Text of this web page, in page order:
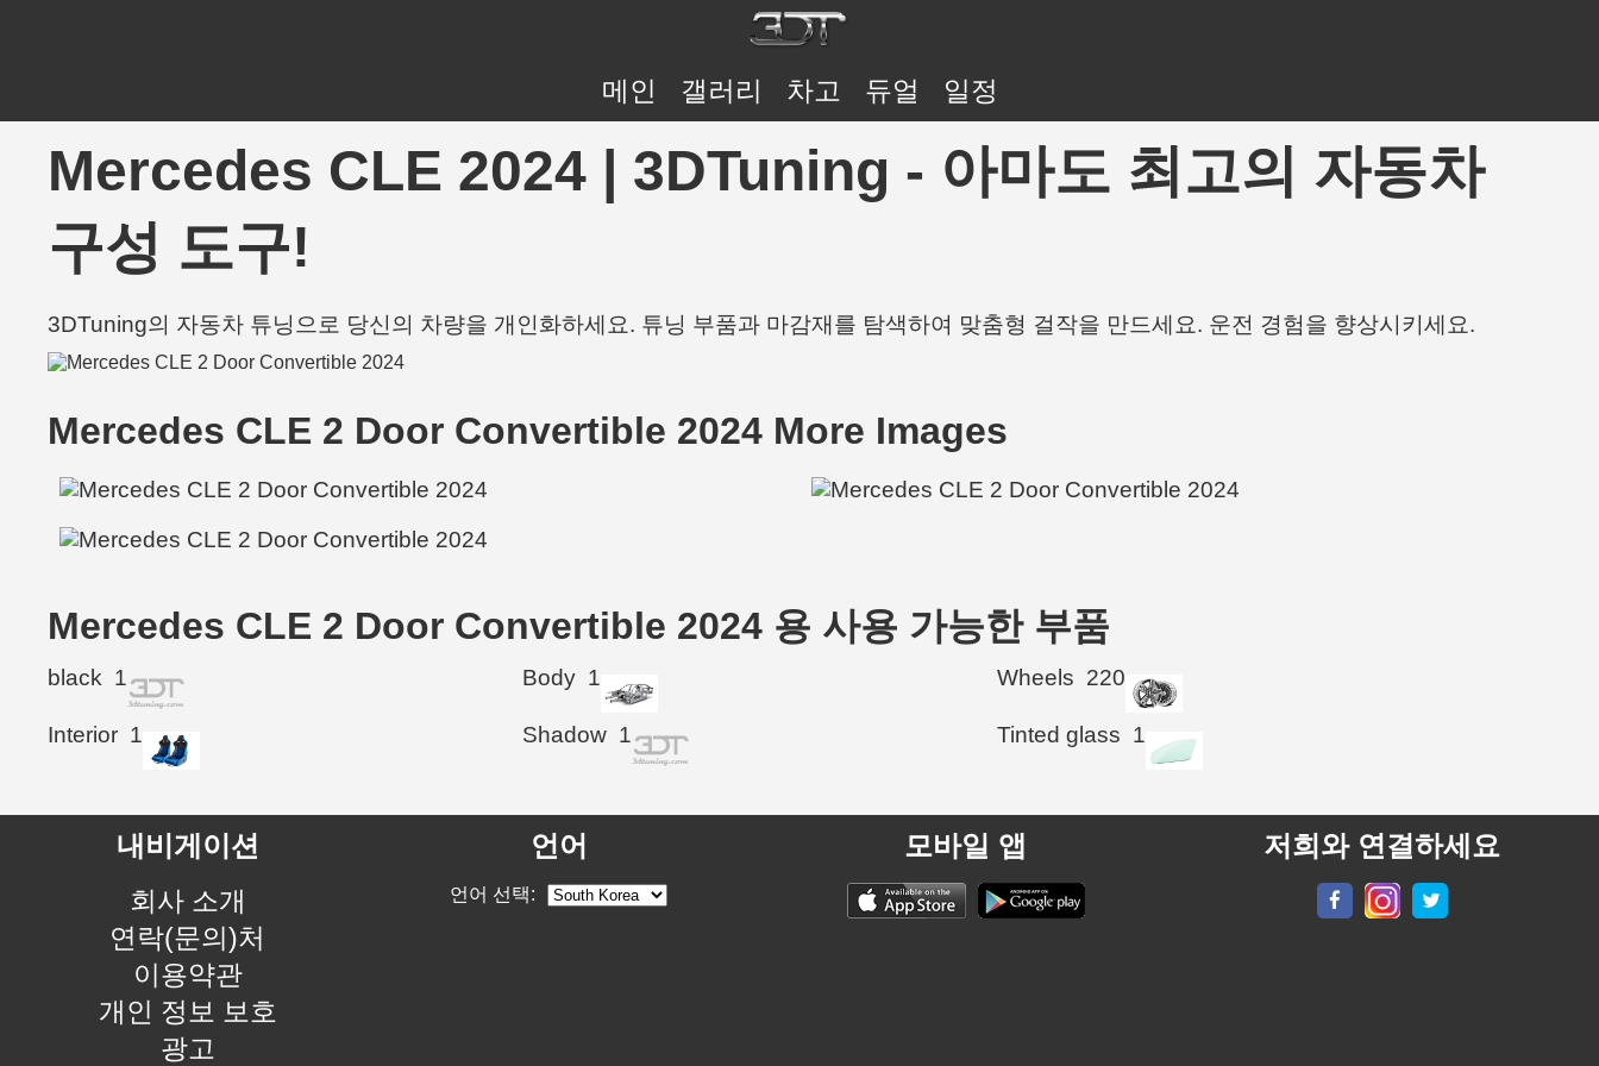
메인 갤러리 차고 듀얼 일정
Mercedes CLE 2024 | 3DTuning - 아마도 최고의 자동차
구성 도구!
3DTuning의 자동차 튜닝으로 당신의 차량을 개인화하세요. 튜닝 부품과 마감재를 탐색하여 맞춤형 걸작을 만드세요. 운전 경험을 향상시키세요.
Mercedes CLE 2 Door Convertible 2024 More Images
Mercedes CLE 2 Door Convertible 2024 용 사용 가능한 부품
black 1 Body 1 Wheels 220
Interior 1 Shadow 1 Tinted glass 1
내비게이션
회사 소개
연락(문의)처
이용약관
개인 정보 보호
광고
언어
언어 선택:
모바일 앱 저희와 연결하세요